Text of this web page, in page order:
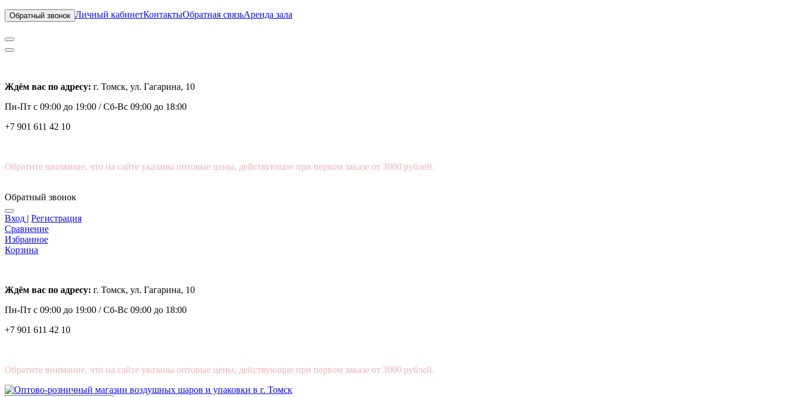
Обратный звонок Личный кабинетКонтактыОбратная связьАренда зала
Ждём вас по адресу: г. Томск, ул. Гагарина, 10
Пн-Пт с 09:00 до 19:00 /Сб-Вс 09:00 до 18:00
+7 901 611 42 10
Обратите внимание, что на сайте указаны оптовые цены, действующие при первом заказе от 3000 рублей.
Обратный звонок
Вход | Регистрация
Сравнение
Избранное
Корзина
Ждём вас по адресу: г. Томск, ул. Гагарина, 10
Пн-Пт с 09:00 до 19:00 /Сб-Вс 09:00 до 18:00
+7 901 611 42 10
Обратите внимание, что на сайте указаны оптовые цены, действующие при первом заказе от 3000 рублей.